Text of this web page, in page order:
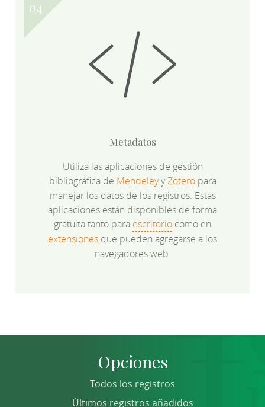
Metadatos
Utiliza las aplicaciones de gestión
bibliográfica de MendeleyyZoteropara
manejar los datos de los registros. Estas
aplicaciones están disponibles de forma
gratuita tanto para escritorio como en
extensiones que pueden agregarse a los
navegadores web.
Opciones
Todos los registros
Últimos registros añadidos